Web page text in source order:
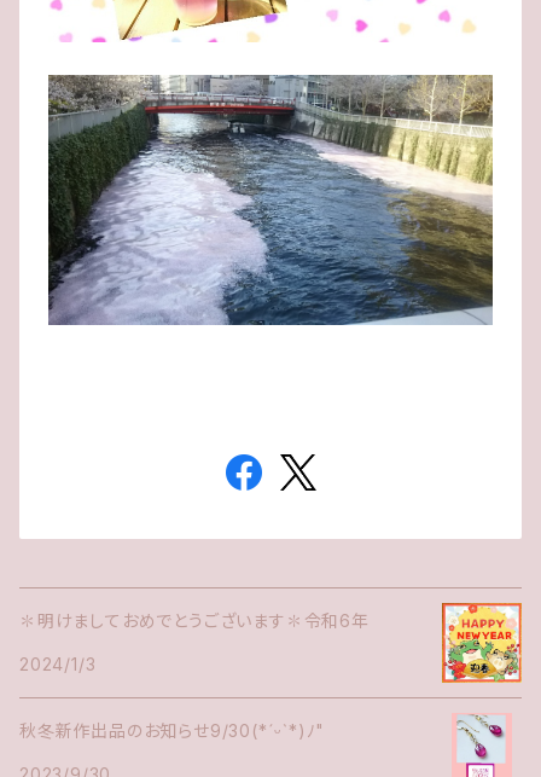
✽明けましておめでとうございます✽令和6年
2024/1/3
秋冬新作出品のお知らせ9/30(*ˊᵕˋ*)ﾉ"